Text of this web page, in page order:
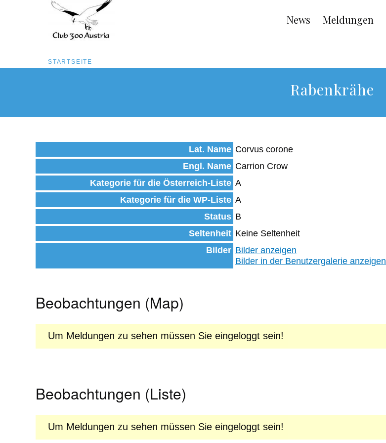
Inhalt
Main
navigation
News Meldungen
Pfadnavigation
STARTSEITE
Rabenkrähe
Lat. Name Corvus corone
Engl. Name Carrion Crow
Kategorie für die Österreich-Liste A
Kategorie für die WP-Liste A
Status B
Seltenheit Keine Seltenheit
Bilder Bilder anzeigen
Bilder in der Benutzergalerie anzeigen
Beobachtungen (Map)
Um Meldungen zu sehen müssen Sie eingeloggt sein!
Beobachtungen (Liste)
Um Meldungen zu sehen müssen Sie eingeloggt sein!